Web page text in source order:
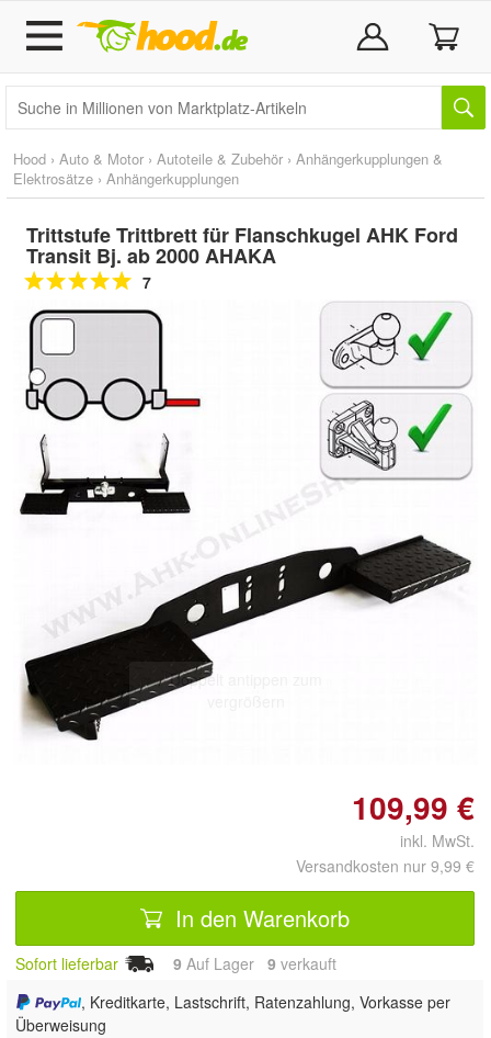
Hood › Auto & Motor › Autoteile & Zubehör › Anhängerkupplungen &
Elektrosätze › Anhängerkupplungen
Trittstufe Trittbrett für Flanschkugel AHK Ford
Transit Bj. ab 2000 AHAKA
7
Doppelt antippen zum
109,99 €
inkl. MwSt.
Versandkosten nur 9,99 €
In den Warenkorb
Sofort lieferbar 9 Auf Lager 9 verkauft
, Kreditkarte, Lastschrift, Ratenzahlung, Vorkasse per
Überweisung